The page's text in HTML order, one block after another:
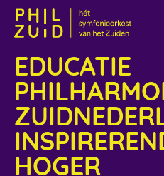
EDUCATIE
HOGER